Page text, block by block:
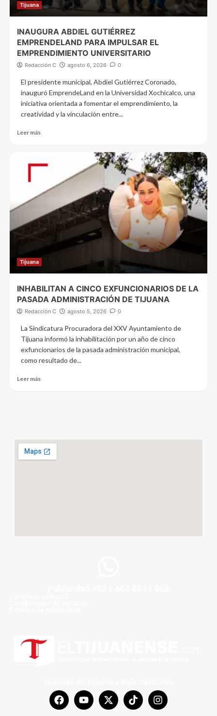
Tijuana
INAUGURA ABDIEL GUTIÉRREZ
EMPRENDELAND PARA IMPULSAR EL
EMPRENDIMIENTO UNIVERSITARIO
Redacción C agosto 6, 2026 0
El presidente municipal, Abdiel Gutiérrez Coronado,
inauguró EmprendeLand en la Universidad Xochicalco, una
iniciativa orientada a fomentar el emprendimiento, la
creatividad y la vinculación entre...
Leer más
Tijuana
INHABILITAN A CINCO EXFUNCIONARIOS DE LA
PASADA ADMINISTRACIÓN DE TIJUANA
Redacción C agosto 5, 2026 0
La Sindicatura Procuradora del XXV Ayuntamiento de
Tijuana informó la inhabilitación por un año de cinco
exfuncionarios de la pasada administración municipal,
como resultado de...
Leer más